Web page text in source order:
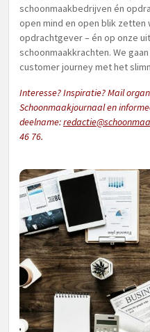
schoonmaakbedrijven én
open mind en open blik zetten
opdrachtgever – én op onze
schoonmaakkrachten. We
customer journey met het
Interesse? Inspiratie? Mail
Schoonmaakjournaal en
deelname:
46 76.